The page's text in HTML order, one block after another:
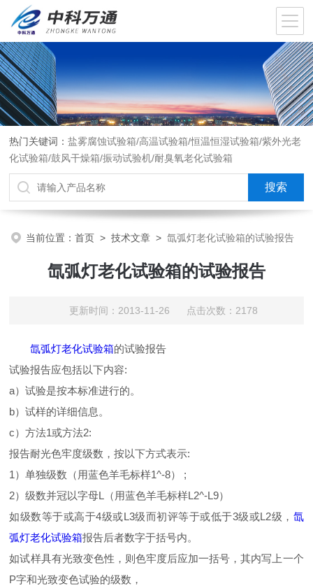
热门关键词：盐雾腐蚀试验箱/高温试验箱/恒温恒湿试验箱/紫外光老
化试验箱/鼓风干燥箱/振动试验机/耐臭氧老化试验箱
当前位置：首页 >技术文章 >氙弧灯老化试验箱的试验报告
氙弧灯老化试验箱的试验报告
更新时间：2013-11-26 点击次数：2178
氙弧灯老化试验箱的试验报告
试验报告应包括以下内容:
a）试验是按本标准进行的。
b）试样的详细信息。
c）方法1或方法2:
报告耐光色牢度级数，按以下方式表示:
1）单独级数（用蓝色羊毛标样1^-8） ;
2）级数并冠以字母L（用蓝色羊毛标样L2^-L9）
如级数等于或高于4级或L3级而初评等于或低于3级或L2级， 氙
弧灯老化试验箱报告后者数字于括号内。
如试样具有光致变色性，则色牢度后应加一括号，其内写上一个
P字和光致变色试验的级数，